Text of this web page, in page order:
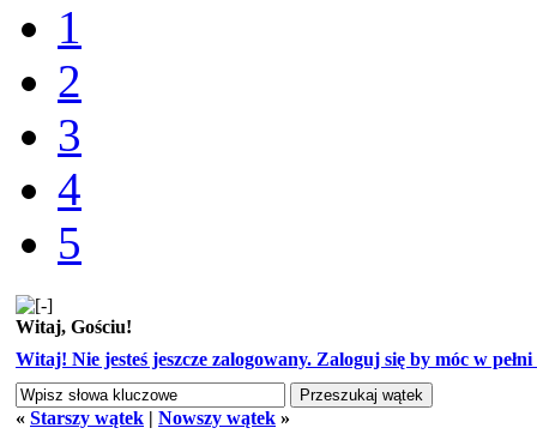
1
2
3
4
5
Witaj, Gościu!
Witaj! Nie jesteś jeszcze zalogowany. Zaloguj się by móc w
« Starszy wątek | Nowszy wątek »